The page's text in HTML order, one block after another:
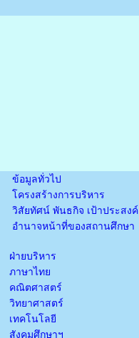
ข้อมูลทั่วไป
โครงสร้างการบริหาร
วิสัยทัศน์ พันธกิจ เป้าประสงค์
อำนาจหน้าที่ของสถานศึกษา
ฝ่ายบริหาร
ภาษาไทย
คณิตศาสตร์
วิทยาศาสตร์
เทคโนโลยี
สังคมศึกษาฯ